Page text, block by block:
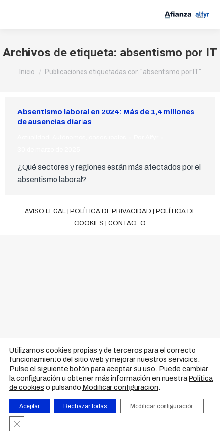
Archivos de etiqueta: absentismo por IT
Estás aquí:
Inicio Publicaciones etiquetadas con "absentismo por IT"
Absentismo laboral en 2024: Más de 1,4 millones
de ausencias diarias
¿Qué sectores y regiones están más afectados por el
absentismo laboral?
AVISO LEGAL| POLÍTICA DE PRIVACIDAD
POLÍTICA DE
COOKIES
CONTACTO
Utilizamos cookies propias y de terceros para el correcto
funcionamiento del sitio web y mejorar nuestros servicios.
Pulse el siguiente botón para aceptar su uso. Puede cambiar
la configuración u obtener más información en nuestra Política
de cookies o pulsando Modificar configuración
Aceptar Rechazar todas Modificar configuración
Cerrar el banner de cookies RGPD